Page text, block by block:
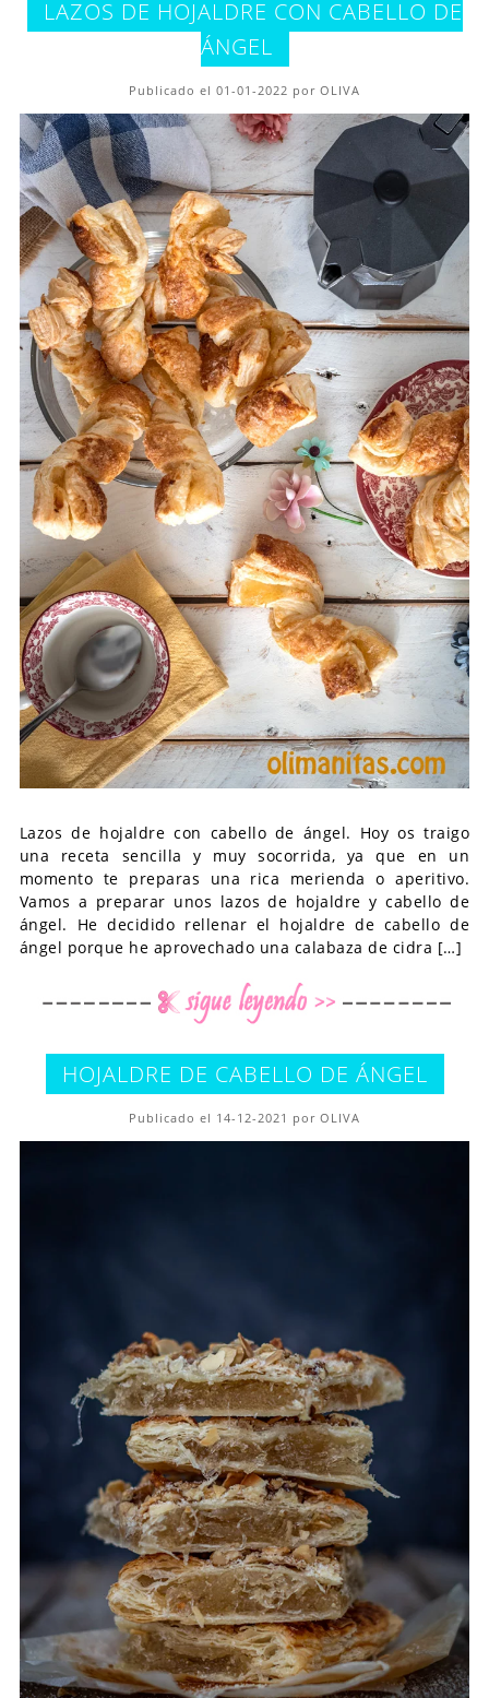
LAZOS DE HOJALDRE CON CABELLO DE
ÁNGEL
Publicado el 01-01-2022 por OLIVA
Lazos de hojaldre con cabello de ángel. Hoy os traigo
una receta sencilla y muy socorrida, ya que en un
momento te preparas una rica merienda o aperitivo.
Vamos a preparar unos lazos de hojaldre y cabello de
ángel. He decidido rellenar el hojaldre de cabello de
ángel porque he aprovechado una calabaza de cidra […]
HOJALDRE DE CABELLO DE ÁNGEL
Publicado el 14-12-2021 por OLIVA